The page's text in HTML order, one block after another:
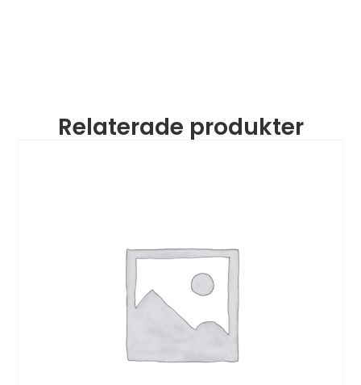
Relaterade produkter